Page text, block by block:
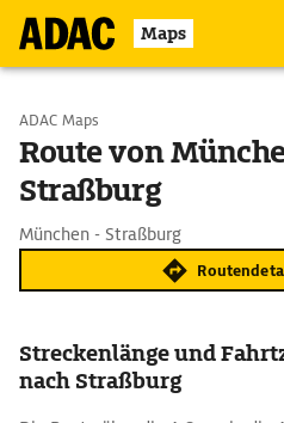
Maps
Start wählen
Ziel eingeben
ADAC Maps
Route von
Straßburg
München - Straßburg
Streckenlänge und
nach Straßburg